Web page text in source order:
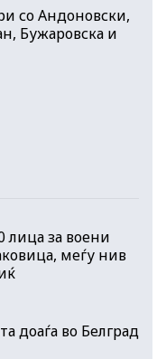
со Андоновски,
Бужаровска и
лица за воени
меѓу нив
доаѓа во Белград